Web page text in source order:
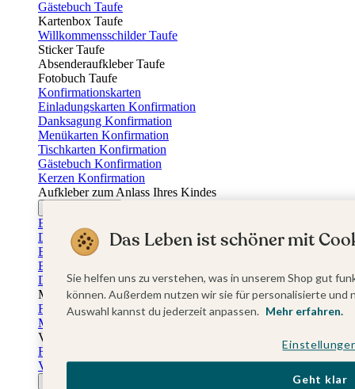
Gästebuch Taufe
Kartenbox Taufe
Willkommensschilder Taufe
Sticker Taufe
Absenderaufkleber Taufe
Fotobuch Taufe
Konfirmationskarten
Einladungskarten Konfirmation
Danksagung Konfirmation
Menükarten Konfirmation
Tischkarten Konfirmation
Gästebuch Konfirmation
Kerzen Konfirmation
Aufkleber zum Anlass Ihres Kindes
Einladungskarten Firmung
Dankeskarten Firmung
Einschulungskarten
Einladungskarten Einschulung
Danksagung Einschulung
Muttertag
Fotogeschenke Muttertag
Muttertagskarten
Vatertag
Fotogeschenke Vatertag
Vatertagskarten
Das Leben ist schöner mit
Sie helfen uns zu verstehen, was in unserem Shop gut
können. Außerdem nutzen wir sie für personalisierte
Auswahl kannst du jederzeit anpassen. Mehr erfahren.
Geht klar